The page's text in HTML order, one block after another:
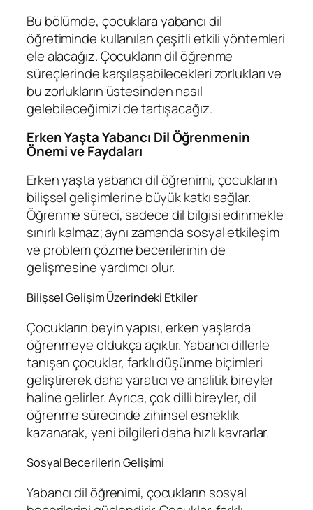
Bu bölümde, çocuklara yabancı dil
öğretiminde kullanılan çeşitli etkili yöntemleri
ele alacağız. Çocukların dil öğrenme
süreçlerinde karşılaşabilecekleri zorlukları ve
bu zorlukların üstesinden nasıl
gelebileceğimizi de tartışacağız.
Erken Yaşta Yabancı Dil Öğrenmenin
Önemi ve Faydaları
Erken yaşta yabancı dil öğrenimi, çocukların
bilişsel gelişimlerine büyük katkı sağlar.
Öğrenme süreci, sadece dil bilgisi edinmekle
sınırlı kalmaz; aynı zamanda sosyal etkileşim
ve problem çözme becerilerinin de
gelişmesine yardımcı olur.
Bilişsel Gelişim Üzerindeki Etkiler
Çocukların beyin yapısı, erken yaşlarda
öğrenmeye oldukça açıktır. Yabancı dillerle
tanışan çocuklar, farklı düşünme biçimleri
geliştirerek daha yaratıcı ve analitik bireyler
haline gelirler. Ayrıca, çok dilli bireyler, dil
öğrenme sürecinde zihinsel esneklik
kazanarak, yeni bilgileri daha hızlı kavrarlar.
Sosyal Becerilerin Gelişimi
Yabancı dil öğrenimi, çocukların sosyal